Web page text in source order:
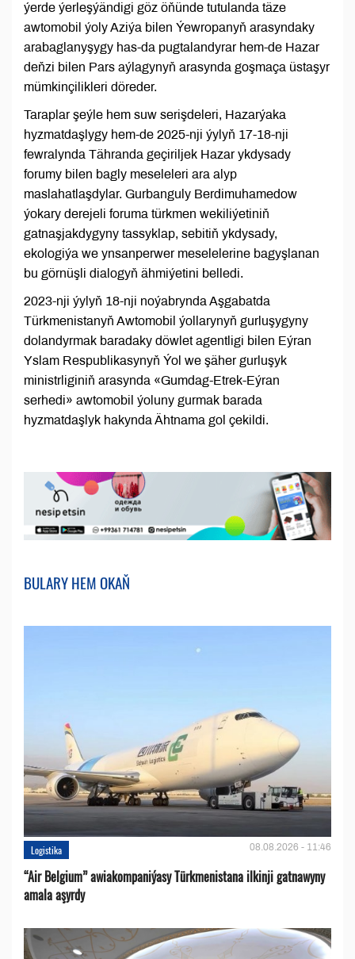
ýerde ýerleşýändigi göz öňünde tutulanda täze
awtomobil ýoly Aziýa bilen Ýewropanyň arasyndaky
arabaglanyşygy has-da pugtalandyrar hem-de Hazar
deňzi bilen Pars aýlagynyň arasynda goşmaça üstaşyr
mümkinçilikleri döreder.
Taraplar şeýle hem suw serişdeleri, Hazarýaka
hyzmatdaşlygy hem-de 2025-nji ýylyň 17-18-nji
fewralynda Tähranda geçiriljek Hazar ykdysady
forumy bilen bagly meseleleri ara alyp
maslahatlaşdylar. Gurbanguly Berdimuhamedow
ýokary derejeli foruma türkmen wekiliýetiniň
gatnaşjakdygyny tassyklap, sebitiň ykdysady,
ekologiýa we ynsanperwer meselelerine bagyşlanan
bu görnüşli dialogyň ähmiýetini belledi.
2023-nji ýylyň 18-nji noýabrynda Aşgabatda
Türkmenistanyň Awtomobil ýollarynyň gurluşygyny
dolandyrmak baradaky döwlet agentligi bilen Eýran
Yslam Respublikasynyň Ýol we şäher gurluşyk
ministrliginiň arasynda «Gumdag-Etrek-Eýran
serhedi» awtomobil ýoluny gurmak barada
hyzmatdaşlyk hakynda Ähtnama gol çekildi.
BULARY HEM OKAŇ
Logistika 08.08.2026 - 11:46
“Air Belgium” awiakompaniýasy Türkmenistana ilkinji gatnawyny
amala aşyrdy